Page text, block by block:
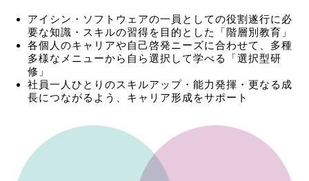
アイシン・ソフトウェアの一員としての役割遂行に必
要な知識・スキルの習得を目的とした「階層別教育」
各個人のキャリアや自己啓発ニーズに合わせて、多種
多様なメニューから自ら選択して学べる「選択型研
修」
社員一人ひとりのスキルアップ・能力発揮・更なる成
長につながるよう、キャリア形成をサポート